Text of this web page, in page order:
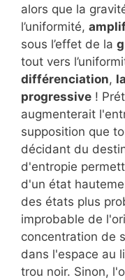
alors que la
l’uniformité,
sous l’effet de la
tout vers
différenciation,
progressive !
augmenterait
supposition que
décidant du
d'entropie
d'un état
des états plus
improbable de
concentration de
dans l'espace au
trou noir. Sinon,